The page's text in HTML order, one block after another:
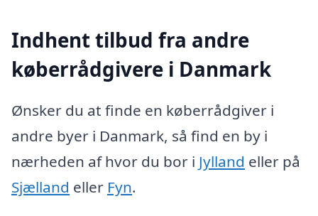
Indhent tilbud fra andre
køberrådgivere i Danmark
Ønsker du at finde en køberrådgiver i
andre byer i Danmark, så find en by i
nærheden af hvor du bor i Jylland eller på
Sjælland eller Fyn.